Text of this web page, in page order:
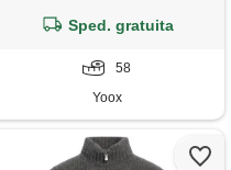
Sped. gratuita
58
Yoox